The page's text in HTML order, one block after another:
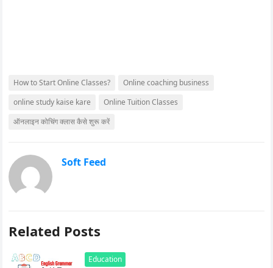
How to Start Online Classes?
Online coaching business
online study kaise kare
Online Tuition Classes
ऑनलाइन कोचिंग क्लास कैसे शुरू करें
Soft Feed
Related Posts
Education